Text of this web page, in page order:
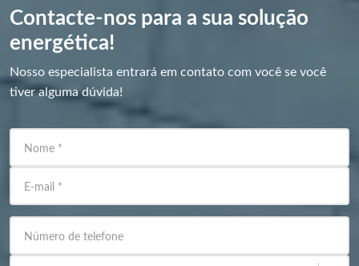
Contacte-nos para a sua solução
energética!
Nosso especialista entrará em contato com você se você
tiver alguma dúvida!
Nome *
E-mail *
Número de telefone